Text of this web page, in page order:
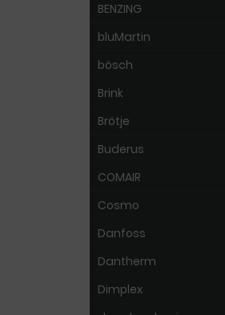
BENZING
bluMartin
bösch
Brink
Brötje
Buderus
COMAIR
Cosmo
Danfoss
Dantherm
Dimplex